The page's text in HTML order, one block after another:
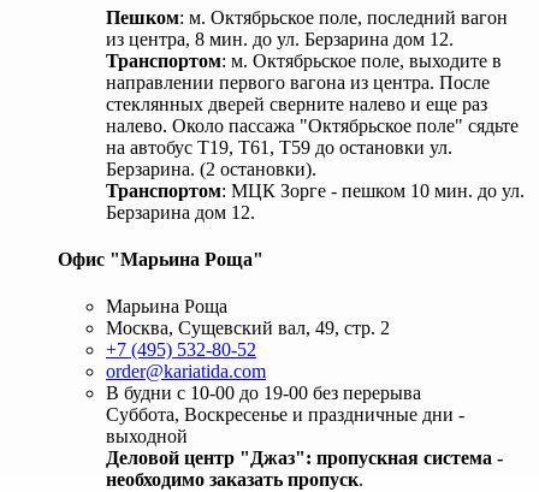
Пешком: м. Октябрьское поле, последний вагон
из центра, 8 мин. до ул. Берзарина дом 12.
Транспортом: м. Октябрьское поле, выходите в
направлении первого вагона из центра. После
стеклянных дверей сверните налево и еще раз
налево. Около пассажа "Октябрьское поле" сядьте
на автобус Т19, Т61, Т59 до остановки ул.
Берзарина. (2 остановки).
Транспортом: МЦК Зорге - пешком 10 мин. до ул.
Берзарина дом 12.
Офис "Марьина Роща"
Марьина Роща
Москва, Сущевский вал, 49, стр. 2
+7 (495) 532-80-52
order@kariatida.com
В будни с 10-00 до 19-00 без перерыва
Суббота, Воскресенье и праздничные дни -
выходной
Деловой центр "Джаз": пропускная система -
необходимо заказать пропуск.